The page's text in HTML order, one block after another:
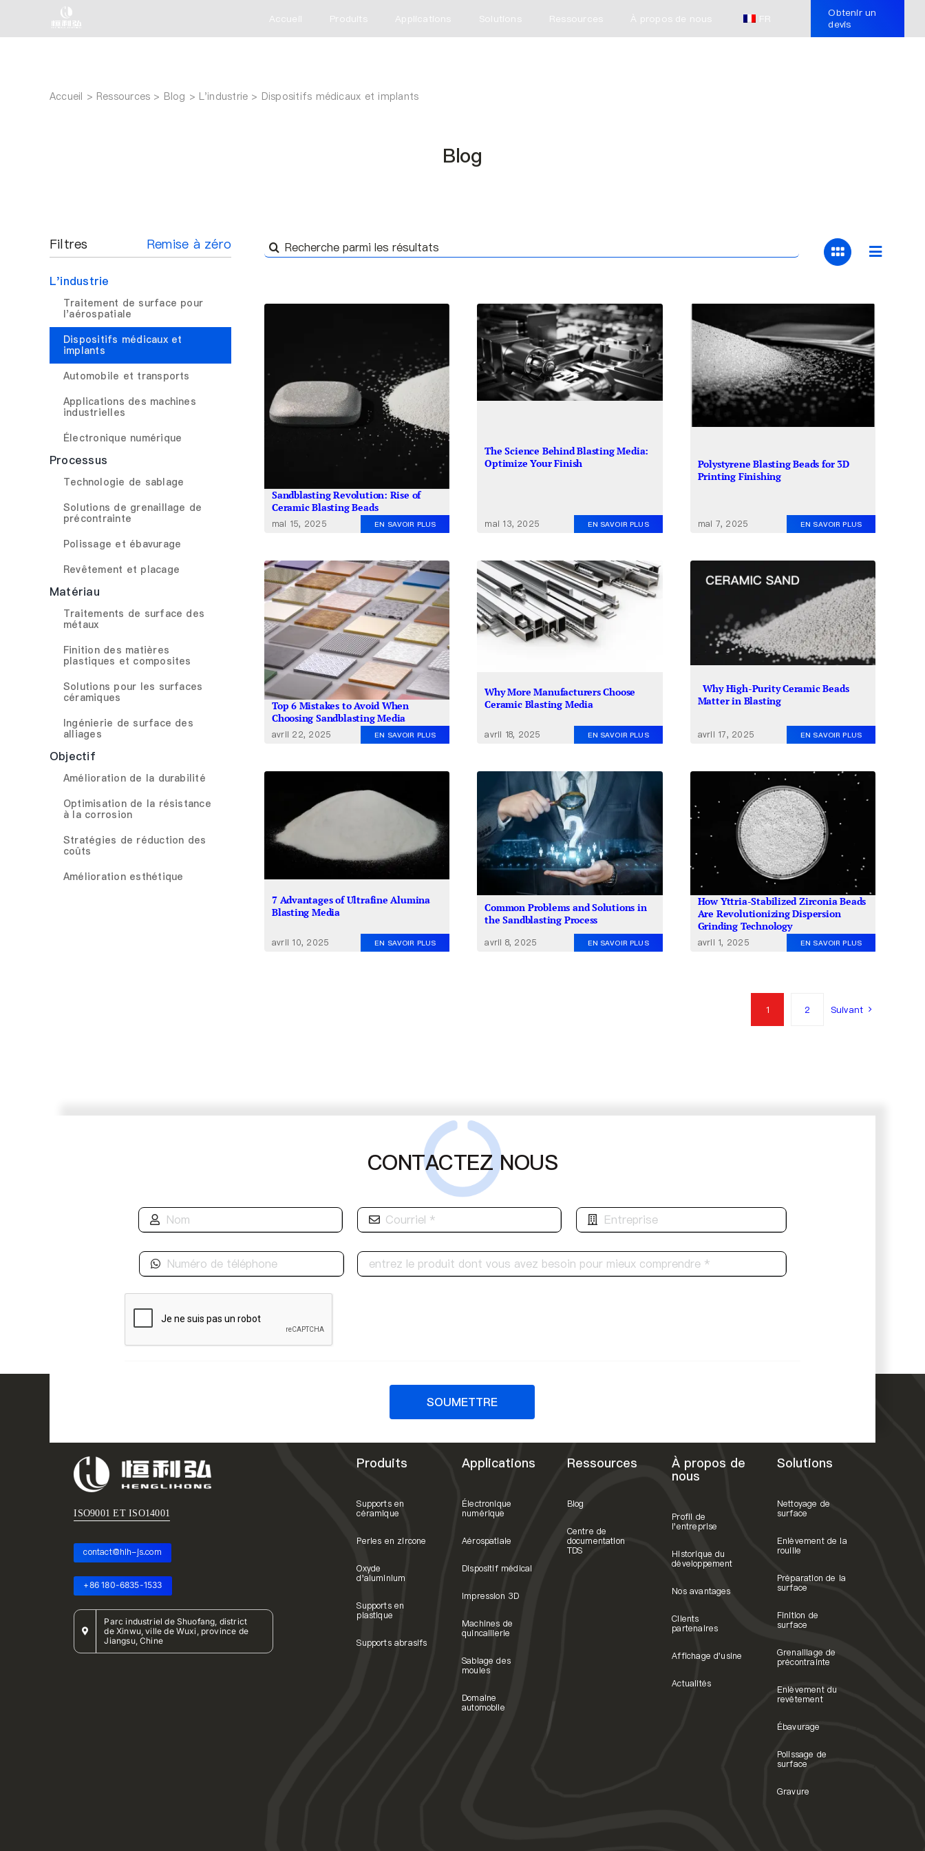
Accueil Produits Applications Solutions Ressources À propos de nous FR
Obtenir un
devis
Accueil Ressources Blog L'industrie Dispositifs médicaux et implants
Blog
Filtres Remise à zéro
L'industrie
Traitement de surface pour
l'aérospatiale
Dispositifs médicaux et
implants
Automobile et transports
Applications des machines
industrielles
Électronique numérique
Processus
Technologie de sablage
Solutions de grenaillage de
précontrainte
Polissage et ébavurage
Revêtement et placage
Matériau
Traitements de surface des
métaux
Finition des matières
plastiques et composites
Solutions pour les surfaces
céramiques
Ingénierie de surface des
alliages
Objectif
Amélioration de la durabilité
Optimisation de la résistance
à la corrosion
Stratégies de réduction des
coûts
Amélioration esthétique
Recherche
Sandblasting Revolution: Rise of
Ceramic Blasting Beads
mai 15, 2025 EN SAVOIR PLUS
The Science Behind Blasting Media:
Optimize Your Finish
mai 13, 2025 EN SAVOIR PLUS
Polystyrene Blasting Beads for 3D
Printing Finishing
mai 7, 2025 EN SAVOIR PLUS
Top 6 Mistakes to Avoid When
Choosing Sandblasting Media
avril 22, 2025 EN SAVOIR PLUS
Why More Manufacturers Choose
Ceramic Blasting Media
avril 18, 2025 EN SAVOIR PLUS
Why High-Purity Ceramic Beads
Matter in Blasting
avril 17, 2025 EN SAVOIR PLUS
7 Advantages of Ultrafine Alumina
Blasting Media
avril 10, 2025 EN SAVOIR PLUS
Common Problems and Solutions in
the Sandblasting Process
avril 8, 2025 EN SAVOIR PLUS
How Yttria-Stabilized Zirconia Beads
Are Revolutionizing Dispersion
Grinding Technology
avril 1, 2025 EN SAVOIR PLUS
1 2 Suivant
CONTACTEZ NOUS
SOUMETTRE
ISO9001 ET ISO14001
contact@hlh-js.com
+86 180-6835-1533
Parc industriel de Shuofang, district
de Xinwu, ville de Wuxi, province de
Jiangsu, Chine
Produits
Supports en
céramique
Perles en zircone
Oxyde
d'aluminium
Supports en
plastique
Supports abrasifs
Applications
Électronique
numérique
Aérospatiale
Dispositif médical
Impression 3D
Machines de
quincaillerie
Sablage des
moules
Domaine
automobile
Ressources
Blog
Centre de
documentation
TDS
À propos de
nous
Profil de
l'entreprise
Historique du
développement
Nos avantages
Clients
partenaires
Affichage d'usine
Actualités
Solutions
Nettoyage de
surface
Enlèvement de la
rouille
Préparation de la
surface
Finition de
surface
Grenaillage de
précontrainte
Enlèvement du
revêtement
Ébavurage
Polissage de
surface
Gravure